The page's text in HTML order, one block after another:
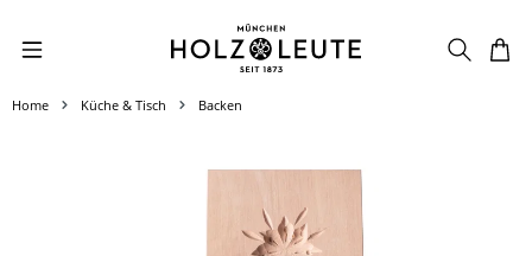
Zum Hauptinhalt springen
Home Küche & Tisch Backen